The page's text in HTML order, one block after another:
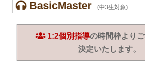
BasicMaster (中3生対象)
1:2個別指導の時間枠より
決定いたします。